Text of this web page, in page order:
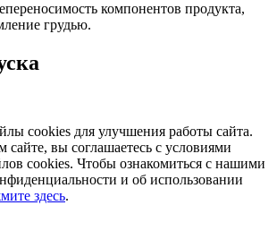
компонентов продукта,
грудью.
cookies для улучшения работы сайта.
сайте, вы соглашаетесь с условиями
cookies. Чтобы ознакомиться с нашими
и об использовании
здесь.